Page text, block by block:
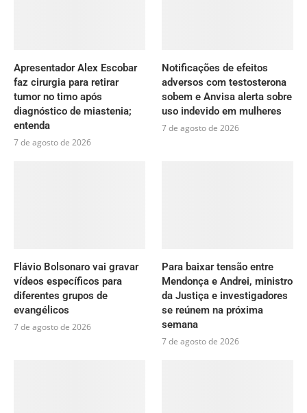
Apresentador Alex Escobar
faz cirurgia para retirar
tumor no timo após
diagnóstico de miastenia;
entenda
7 de agosto de 2026
Notificações de efeitos
adversos com testosterona
sobem e Anvisa alerta sobre
uso indevido em mulheres
7 de agosto de 2026
Flávio Bolsonaro vai gravar
vídeos específicos para
diferentes grupos de
evangélicos
7 de agosto de 2026
Para baixar tensão entre
Mendonça e Andrei, ministro
da Justiça e investigadores
se reúnem na próxima
semana
7 de agosto de 2026